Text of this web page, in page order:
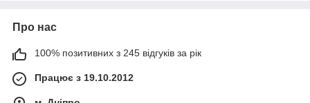
Про нас
100% позитивних з 245 відгуків за рік
Працює з 19.10.2012